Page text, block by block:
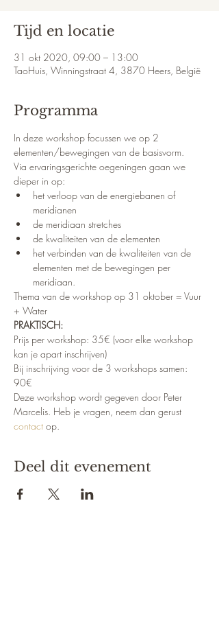
Tijd en locatie
31 okt 2020, 09:00 – 13:00
TaoHuis, Winningstraat 4, 3870 Heers, België
Programma
In deze workshop focussen we op 2
elementen/bewegingen van de basisvorm.
Via ervaringsgerichte oegeningen gaan we
dieper in op:
het verloop van de energiebanen of
meridianen
de meridiaan stretches
de kwaliteiten van de elementen
het verbinden van de kwaliteiten van de
elementen met de bewegingen per
meridiaan.
Thema van de workshop op 31 oktober = Vuur
+ Water
PRAKTISCH:
Prijs per workshop: 35€ (voor elke workshop
kan je apart inschrijven)
Bij inschrijving voor de 3 workshops samen:
90€
Deze workshop wordt gegeven door Peter
Marcelis. Heb je vragen, neem dan gerust
contact op.
Deel dit evenement